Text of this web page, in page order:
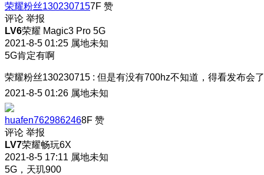
荣耀粉丝1302307157F 赞
评论 举报
LV6荣耀 Magic3 Pro 5G
2021-8-5 01:25 属地未知
5G肯定有啊
荣耀粉丝130230715 : 但是有没有700hz不知道，得看发布会了
2021-8-5 01:26 属地未知
huafen7629862468F 赞
评论 举报
LV7荣耀畅玩6X
2021-8-5 17:11 属地未知
5G，天玑900